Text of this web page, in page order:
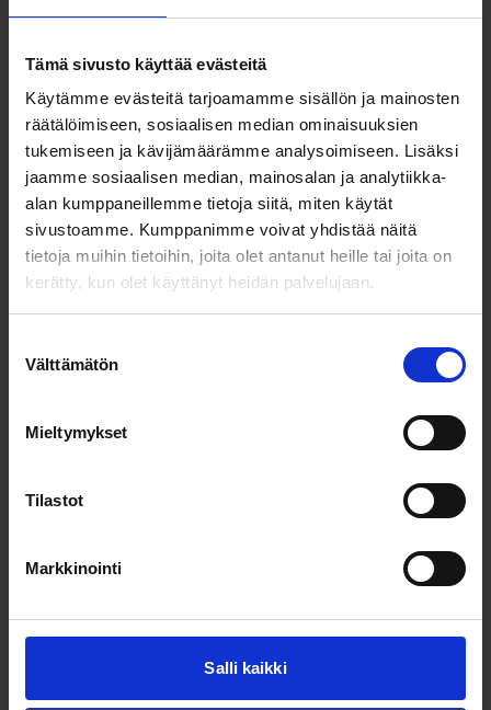
Tämä sivusto käyttää evästeitä
Käytämme evästeitä tarjoamamme sisällön ja mainosten
räätälöimiseen, sosiaalisen median ominaisuuksien
tukemiseen ja kävijämäärämme analysoimiseen. Lisäksi
jaamme sosiaalisen median, mainosalan ja analytiikka-
alan kumppaneillemme tietoja siitä, miten käytät
sivustoamme. Kumppanimme voivat yhdistää näitä
tietoja muihin tietoihin, joita olet antanut heille tai joita on
kerätty, kun olet käyttänyt heidän palvelujaan.
valinta
Välttämätön
Mieltymykset
Tilastot
Markkinointi
Salli kaikki
Kasvuyhtiöille 15.10.2024
Optitunen nanopinnoite pian yli
miljoonassa kannettavassa
tietokoneessa ja tabletissa
Lue lisää